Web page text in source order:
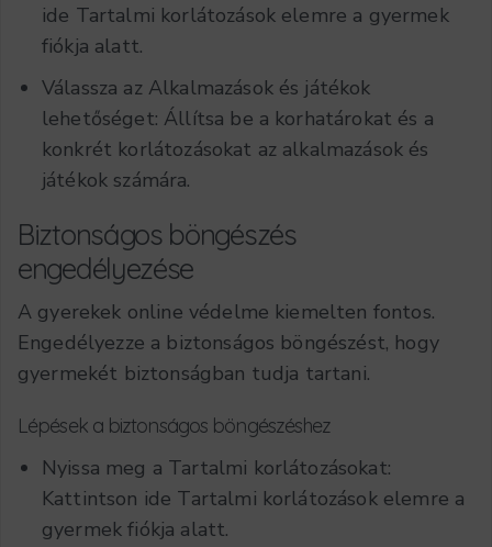
ide Tartalmi korlátozások elemre a gyermek
fiókja alatt.
Válassza az Alkalmazások és játékok
lehetőséget: Állítsa be a korhatárokat és a
konkrét korlátozásokat az alkalmazások és
játékok számára.
Biztonságos böngészés
engedélyezése
A gyerekek online védelme kiemelten fontos.
Engedélyezze a biztonságos böngészést, hogy
gyermekét biztonságban tudja tartani.
Lépések a biztonságos böngészéshez
Nyissa meg a Tartalmi korlátozásokat:
Kattintson ide Tartalmi korlátozások elemre a
gyermek fiókja alatt.